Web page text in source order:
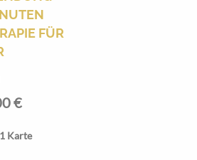
FÜR D
€
Karte